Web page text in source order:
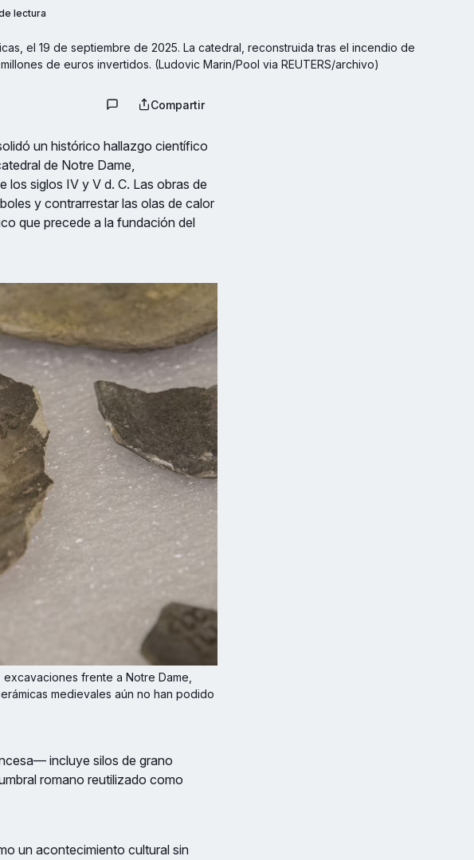
lectura
el 19 de septiembre de 2025. La catedral, reconstruida tras el incendio de
de euros invertidos. (Ludovic Marin/Pool via REUTERS/archivo)
Compartir
un histórico hallazgo científico
de Notre Dame,
los siglos IV y V d. C. Las obras de
y contrarrestar las olas de calor
que precede a la fundación del
frente a Notre Dame,
medievales aún no han podido
incluye silos de grano
romano reutilizado como
un acontecimiento cultural sin